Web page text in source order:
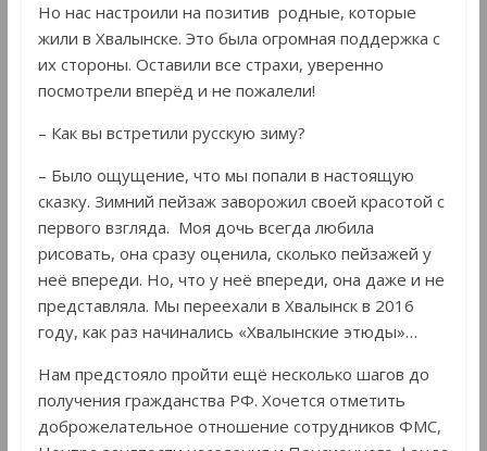
Но нас настроили на позитив родные, которые
жили в Хвалынске. Это была огромная поддержка с
их стороны. Оставили все страхи, уверенно
посмотрели вперёд и не пожалели!
– Как вы встретили русскую зиму?
– Было ощущение, что мы попали в настоящую
сказку. Зимний пейзаж заворожил своей красотой с
первого взгляда. Моя дочь всегда любила
рисовать, она сразу оценила, сколько пейзажей у
неё впереди. Но, что у неё впереди, она даже и не
представляла. Мы переехали в Хвалынск в 2016
году, как раз начинались «Хвалынские этюды»…
Нам предстояло пройти ещё несколько шагов до
получения гражданства РФ. Хочется отметить
доброжелательное отношение сотрудников ФМС,